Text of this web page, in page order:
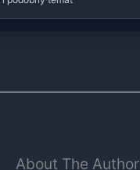
About The Author